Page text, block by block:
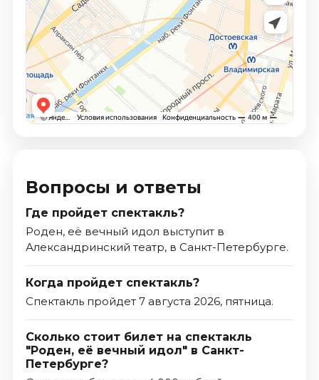
Вопросы и ответы
Где пройдет спектакль?
Роден, её вечный идол выступит в
Александринский театр, в Санкт-Петербурге.
Когда пройдет спектакль?
Спектакль пройдет 7 августа 2026, пятница.
Сколько стоит билет на спектакль
"Роден, её вечный идол" в Санкт-
Петербурге?